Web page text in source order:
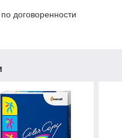
договоренности